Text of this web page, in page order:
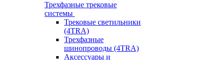
Трехфазные трековые
системы
Трековые светильники
(4TRA)
Трехфазные
шинопроводы (4TRA)
Аксессуары и